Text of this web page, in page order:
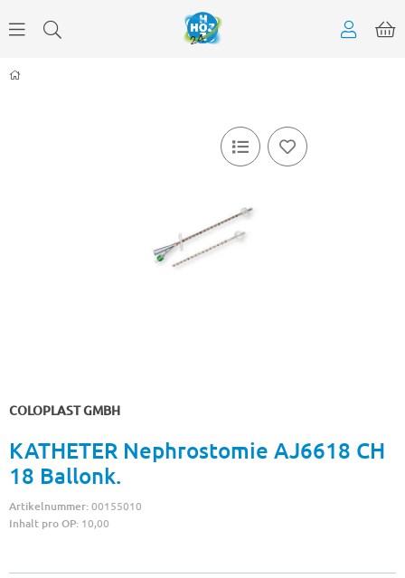
COLOPLAST GMBH
KATHETER Nephrostomie AJ6618 CH
18 Ballonk.
Artikelnummer:00155010
Inhalt pro OP: 10,00